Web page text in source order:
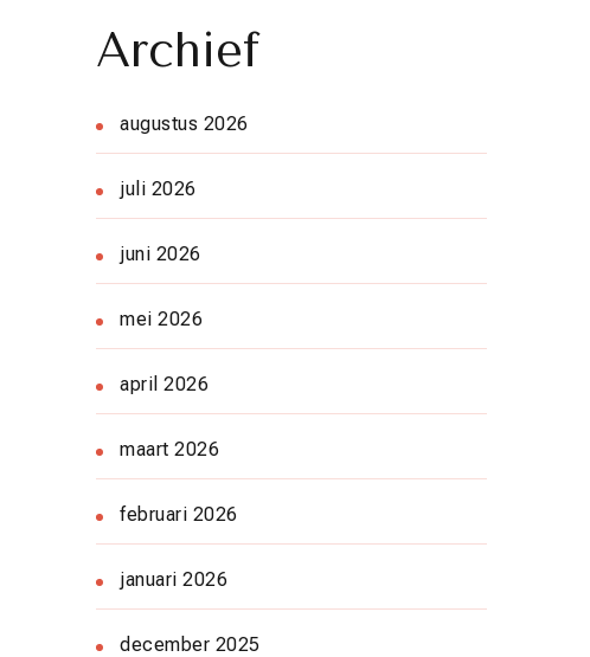
Archief
augustus 2026
juli 2026
juni 2026
mei 2026
april 2026
maart 2026
februari 2026
januari 2026
december 2025